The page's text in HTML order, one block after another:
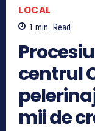
LOCAL
1 min. Read
centrul
mii de